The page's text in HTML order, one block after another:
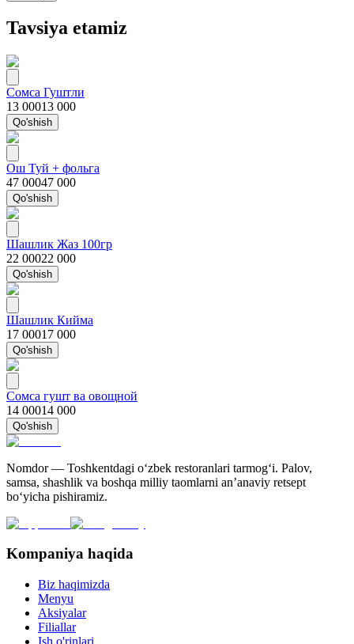
Tavsiya etamiz
Сомса Гуштли
13 00013 000
Qo'shish
Ош Туй + фольга
47 00047 000
Qo'shish
Шашлик Жаз 100гр
22 00022 000
Qo'shish
Шашлик Кийма
17 00017 000
Qo'shish
Сомса гушт ва овощной
14 00014 000
Qo'shish
Nomdor — Toshkentdagi oʻzbek restoranlari tarmogʻi. Palov,
samsa, shashlik va boshqa milliy taomlarni an’anaviy retsept
bo‘yicha pishiramiz.
Kompaniya haqida
Biz haqimizda
Menyu
Aksiyalar
Filiallar